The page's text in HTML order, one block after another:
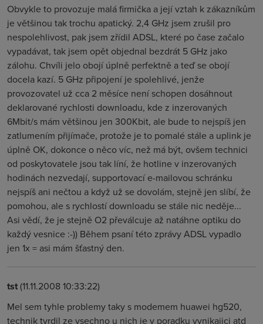
Obvykle to provozuje malá firmička a její vztah k zákazníkům
je většinou tak trochu apatický. 2,4 GHz jsem zrušil pro
nespolehlivost, pak jsem zřídil ADSL, které po čase začalo
vypadávat, tak jsem opět objednal bezdrát 5 GHz jako
zálohu. Chvíli jelo obojí úplně perfektně a teď se obojí
docela kazí. 5 GHz připojení je spolehlivé, jenže
provozovatel už cca 2 měsíce není schopen dosáhnout
deklarované rychlosti downloadu, kde z inzerovaných
6Mbit/s mám většinou jen 300Kbit, ale bude to nejspíš jen
zatlumením přijímače, protože je to pomalé stále a uplink je
úplně OK, dokonce o něco víc, než má být, ovšem technici
od poskytovatele jsou tak líní, že hotline v inzerovaných
hodinách nezvedají, supportovací e-mailovou schránku
nejspíš ani nečtou a když už se dovolám, stejně jen slíbí, že
pomohou, ale s rychlostí downloadu se stále nic neděje...
Asi vědí, že je stejně O2 převálcuje až natáhne optiku do
každý vesnice :-)) Během psaní této zprávy ADSL vypadlo
jen 1x = asi mám šťastný den.
tst(11.11.2008 10:33:22)
Mel sem tyhle problemy taky s modemem huawei hg520,
technik tvrdil ze vsechno u nich je v poradku vynikajici atd